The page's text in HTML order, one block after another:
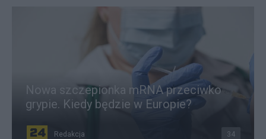
Nowa szczepionka mRNA przeciwko
grypie. Kiedy będzie w Europie?
Redakcja 34